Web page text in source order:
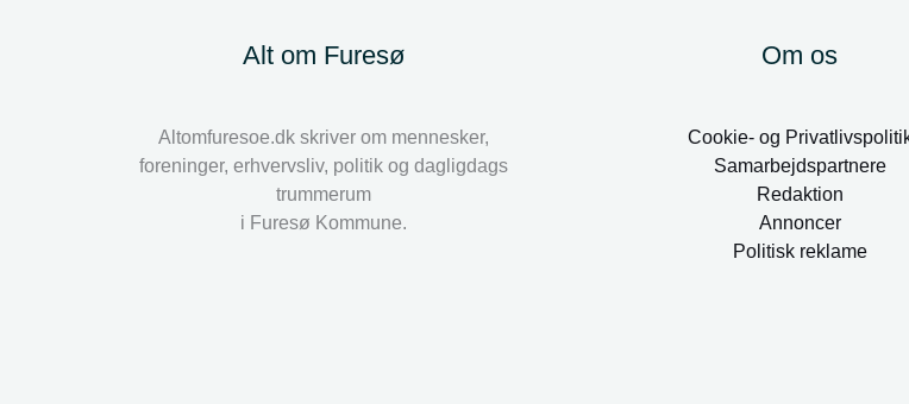
Alt om Furesø
Altomfuresoe.dk skriver om mennesker,
foreninger, erhvervsliv, politik og dagligdags
trummerum
i Furesø Kommune.
Om os
Cookie- og
Samarbejdspartnere
Redaktion
Annoncer
Politisk reklame